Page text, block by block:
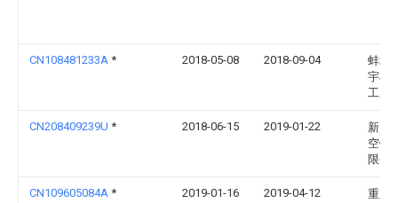
CN108481233A * 2018-05-08 2018-09-04
蚌埠
宇机
工厂
CN208409239U * 2018-06-15 2019-01-22
新乡
空锻
限公
CN109605084A * 2019-01-16 2019-04-12 重庆